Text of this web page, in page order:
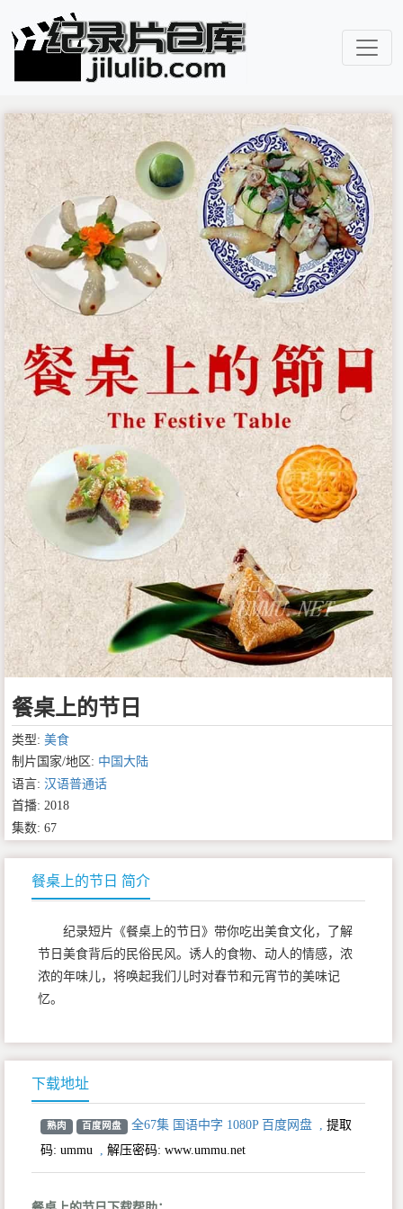
餐桌上的节日
类型: 美食
制片国家/地区: 中国大陆
语言: 汉语普通话
首播: 2018
集数: 67
餐桌上的节日 简介
纪录短片《餐桌上的节日》带你吃出美食文化，了解
节日美食背后的民俗民风。诱人的食物、动人的情感，浓
浓的年味儿，将唤起我们儿时对春节和元宵节的美味记
忆。
下载地址
熟肉 百度网盘 全67集 国语中字 1080P 百度网盘 , 提取
码: ummu , 解压密码: www.ummu.net